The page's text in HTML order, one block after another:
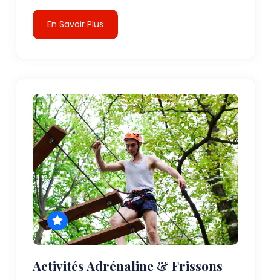
En Savoir Plus
Activités Adrénaline & Frissons